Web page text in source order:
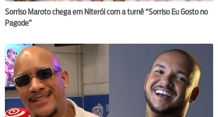
Sorriso Maroto chega em Niterói com a turnê “Sorriso Eu Gosto no
Pagode”